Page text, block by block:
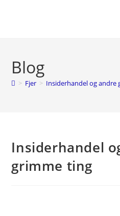
Blog
> Fjer > Insiderhandel og andre
Insiderhandel
grimme ting